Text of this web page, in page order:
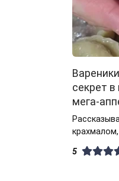
секрет
мега-
5